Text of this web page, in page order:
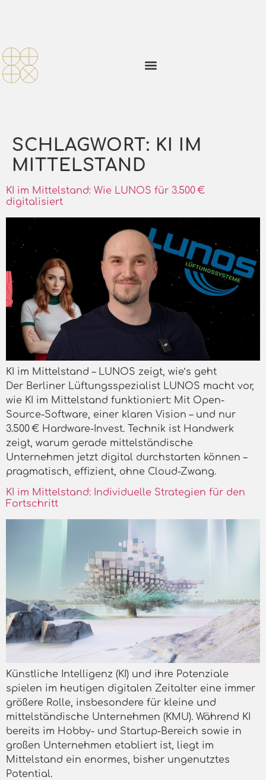
SCHLAGWORT: KI IM
MITTELSTAND
KI im Mittelstand: Wie LUNOS für 3.500 €
digitalisiert
KI im Mittelstand – LUNOS zeigt, wie’s geht
Der Berliner Lüftungsspezialist LUNOS macht vor,
wie KI im Mittelstand funktioniert: Mit Open-
Source-Software, einer klaren Vision – und nur
3.500 € Hardware-Invest. Technik ist Handwerk
zeigt, warum gerade mittelständische
Unternehmen jetzt digital durchstarten können –
pragmatisch, effizient, ohne Cloud-Zwang.
KI im Mittelstand: Individuelle Strategien für den
Fortschritt
Künstliche Intelligenz (KI) und ihre Potenziale
spielen im heutigen digitalen Zeitalter eine immer
größere Rolle, insbesondere für kleine und
mittelständische Unternehmen (KMU). Während KI
bereits im Hobby- und Startup-Bereich sowie in
großen Unternehmen etabliert ist, liegt im
Mittelstand ein enormes, bisher ungenutztes
Potential.